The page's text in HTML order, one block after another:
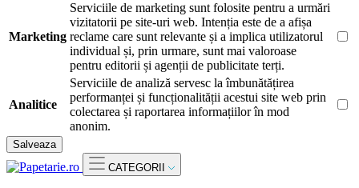
Marketing
Serviciile de marketing sunt folosite pentru a urmări
vizitatorii pe site-uri web. Intenția este de a afișa
reclame care sunt relevante și a implica utilizatorul
individual și, prin urmare, sunt mai valoroase
pentru editorii și agenții de publicitate terți.
Analitice
Serviciile de analiză servesc la îmbunătățirea
performanței și funcționalității acestui site web prin
colectarea și raportarea informațiilor în mod
anonim.
Salveaza
CATEGORII